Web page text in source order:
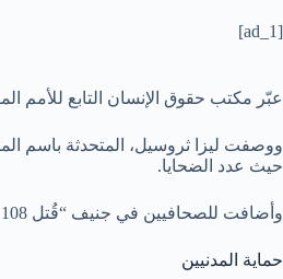
[ad_1]
عبّر مكتب حقوق الإنسان التابع للأمم المتحدة،
حيث عدد الضحايا.
وأضافت للصحافيين في جنيف “قُتل 108 مدنيين على الأقل وأصيب 75 آخرون منذ بداية العام خلال الضربات الجوية التي يُقال إن القوات الجوية الإثيوبية نفذتها”.
حماية المدنيين